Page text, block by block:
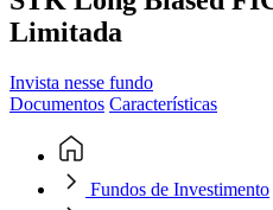
Limitada
Invista nesse fundo
Documentos Características
Fundos de Investimento